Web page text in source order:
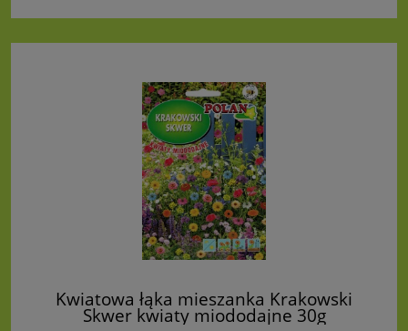
Kwiatowa łąka mieszanka Krakowski
Skwer kwiaty miododajne 30g